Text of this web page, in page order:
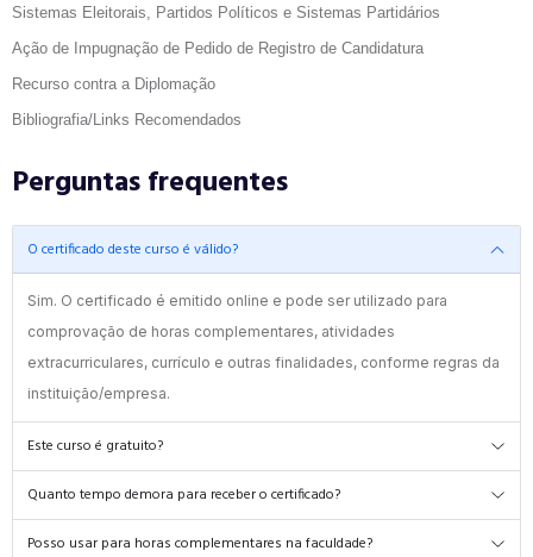
Sistemas Eleitorais, Partidos Políticos e Sistemas Partidários
Ação de Impugnação de Pedido de Registro de Candidatura
Recurso contra a Diplomação
Bibliografia/Links Recomendados
Perguntas frequentes
O certificado deste curso é válido?
Sim. O certificado é emitido online e pode ser utilizado para
comprovação de horas complementares, atividades
extracurriculares, currículo e outras finalidades, conforme regras da
instituição/empresa.
Este curso é gratuito?
Quanto tempo demora para receber o certificado?
Posso usar para horas complementares na faculdade?